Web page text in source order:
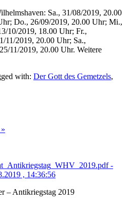
Sa., 31/08/2019, 20.00
Do., 26/09/2019, 20.00 Uhr; Mi.,
10/2019, 18.00 Uhr; Fr.,
11/2019, 20.00 Uhr; Sa.,
11/2019, 20.00 Uhr. Weitere
with: Der Gott des Gemetzels,
– Antikriegstag 2019